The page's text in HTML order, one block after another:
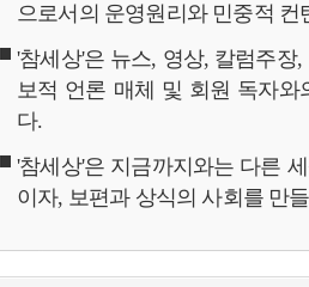
으로서의 운영원리와 민중적
'참세상'은 뉴스, 영상, 칼럼주
보적 언론 매체 및 회원 독자와
다.
'참세상'은 지금까지와는 다른
이자, 보편과 상식의 사회를 만